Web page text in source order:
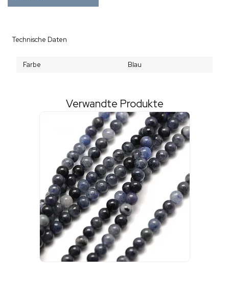
Technische Daten
Farbe Blau
Verwandte Produkte